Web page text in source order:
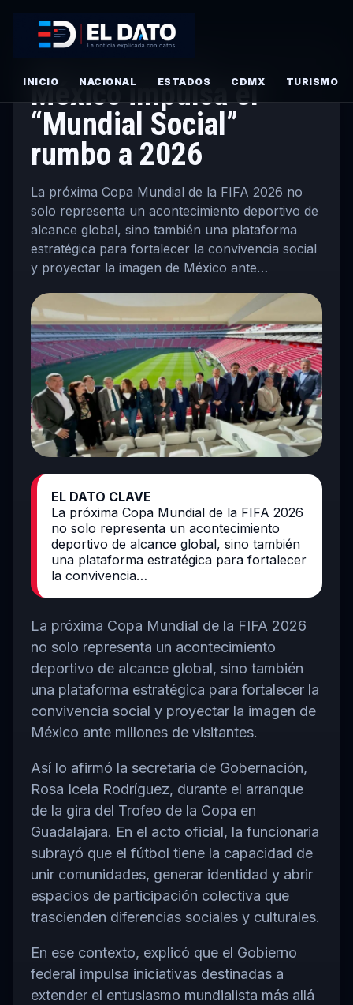
INICIO NACIONAL ESTADOS CDMX TURISMO
México impulsa el
“Mundial Social”
rumbo a 2026
La próxima Copa Mundial de la FIFA 2026 no
solo representa un acontecimiento deportivo de
alcance global, sino también una plataforma
estratégica para fortalecer la convivencia social
y proyectar la imagen de México ante…
EL DATO CLAVE
La próxima Copa Mundial de la FIFA 2026
no solo representa un acontecimiento
deportivo de alcance global, sino también
una plataforma estratégica para fortalecer
la convivencia…
La próxima Copa Mundial de la FIFA 2026
no solo representa un acontecimiento
deportivo de alcance global, sino también
una plataforma estratégica para fortalecer la
convivencia social y proyectar la imagen de
México ante millones de visitantes.
Así lo afirmó la secretaria de Gobernación,
Rosa Icela Rodríguez, durante el arranque
de la gira del Trofeo de la Copa en
Guadalajara. En el acto oficial, la funcionaria
subrayó que el fútbol tiene la capacidad de
unir comunidades, generar identidad y abrir
espacios de participación colectiva que
trascienden diferencias sociales y culturales.
En ese contexto, explicó que el Gobierno
federal impulsa iniciativas destinadas a
extender el entusiasmo mundialista más allá